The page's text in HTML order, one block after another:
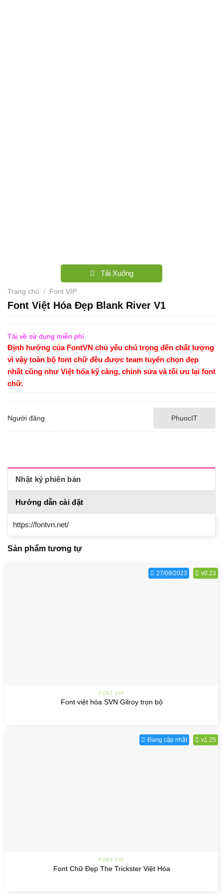
Tải Xuống
Trang chủ / Font VIP
Font Việt Hóa Đẹp Blank River V1
Tải về sử dụng miễn phí
Định hướng của FontVN chủ yếu chú trọng đến chất lượng
vì vậy toàn bộ font chữ đều được team tuyển chọn đẹp
nhất cũng như Việt hóa kỹ càng, chỉnh sửa và tối ưu lại font
chữ.
Người đăng PhuocIT
Nhật ký phiên bản
Hướng dẫn cài đặt
https://fontvn.net/
Sản phẩm tương tự
27/09/2023 v0.23
FONT VIP
Font việt hóa SVN Gilroy trọn bộ
Đang cập nhật v1.25
FONT VIP
Font Chữ Đẹp The Trickster Việt Hóa